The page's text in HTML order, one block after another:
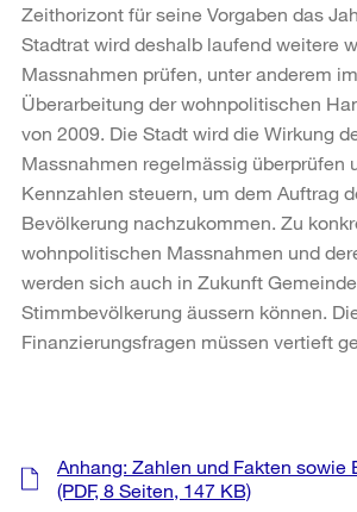
Zeithorizont für seine Vorgaben das
Stadtrat wird deshalb laufend weitere
Massnahmen prüfen, unter anderem
Überarbeitung der wohnpolitischen
von 2009. Die Stadt wird die Wirkung
Massnahmen regelmässig überprüfen
Kennzahlen steuern, um dem Auftrag
Bevölkerung nachzukommen. Zu
wohnpolitischen Massnahmen und
werden sich auch in Zukunft
Stimmbevölkerung äussern können.
Finanzierungsfragen müssen vertieft
Weitere
Informationen
Anhang: Zahlen und Fakten sowie
(PDF, 8 Seiten, 147 KB)